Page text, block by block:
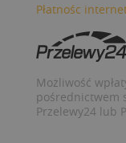
Płatnośc
Możliwość
pośrednictwem
Przelewy24 lub